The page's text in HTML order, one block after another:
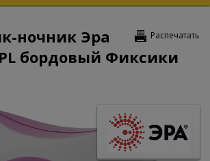
Распечатать
ночник Эра
PL бордовый Фиксики